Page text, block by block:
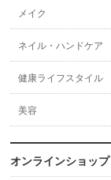
メイク
ネイル・ハンドケア
健康ライフスタイル
美容
オンラインショップ